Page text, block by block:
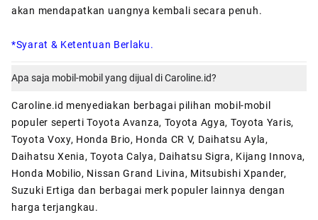
akan mendapatkan uangnya kembali secara penuh.
*Syarat & Ketentuan Berlaku.
Apa saja mobil-mobil yang dijual di Caroline.id?
Caroline.id menyediakan berbagai pilihan mobil-mobil
populer seperti Toyota Avanza, Toyota Agya, Toyota Yaris,
Toyota Voxy, Honda Brio, Honda CR V, Daihatsu Ayla,
Daihatsu Xenia, Toyota Calya, Daihatsu Sigra, Kijang Innova,
Honda Mobilio, Nissan Grand Livina, Mitsubishi Xpander,
Suzuki Ertiga dan berbagai merk populer lainnya dengan
harga terjangkau.